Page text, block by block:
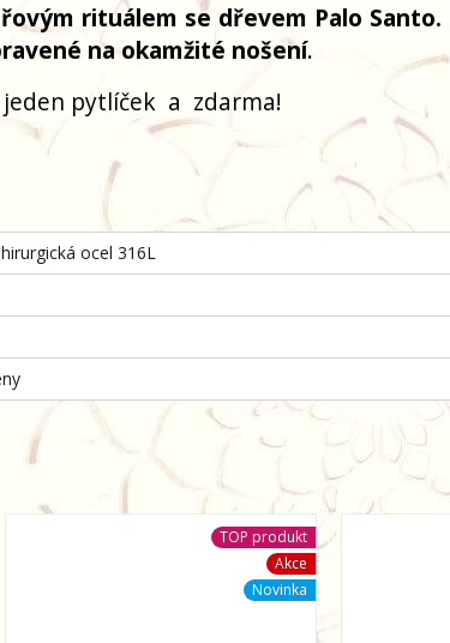
rituálem se dřevem Palo Santo.
na okamžité nošení.
pytlíček a zdarma!
ocel 316L
TOP produkt
Akce
Novinka